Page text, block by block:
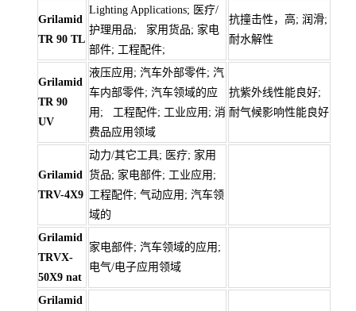
Grilamid
TR 90 TL
Lighting Applications; 医疗/
护理用品; 家用货品; 家电
部件; 工程配件;
抗撞击性，高; 润滑;
耐水解性
Grilamid
TR 90
UV
液压应用; 汽车外部零件; 汽
车内部零件; 汽车领域的应
用; 工程配件; 工业应用; 消
费品应用领域
抗紫外线性能良好;
耐气候影响性能良好
Grilamid
TRV-4X9
动力/其它工具; 医疗; 家用
货品; 家电部件; 工业应用;
工程配件; 气动应用; 汽车领
域的
Grilamid
TRVX-
50X9 nat
家电部件; 汽车领域的应用;
电气/电子应用领域
Grilamid